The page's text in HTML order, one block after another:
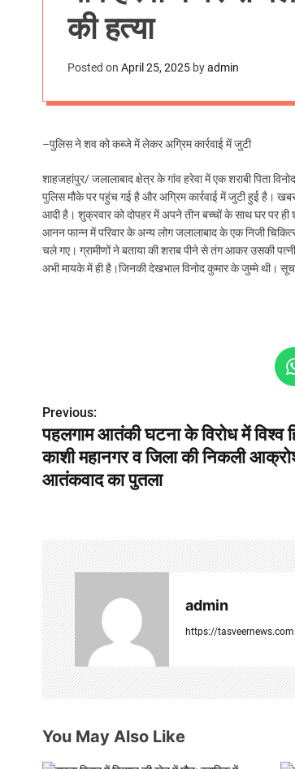
की हत्या
Posted on April 25, 2025 byadmin
–पुलिस ने शव को कब्जे में लेकर अग्रिम कार्रवाई में जुटी
शाहजहांपुर/ जलालाबाद क्षेत्र के गांव हरेवा में एक शराबी पिता
पुलिस मौके पर पहुंच गई है और अग्रिम कार्रवाई में जुटी हुई है।
आदी है। शुक्रवार को दोपहर में अपने तीन बच्चों के साथ घर पर
आनन फान्न में परिवार के अन्य लोग जलालाबाद के एक निजी
चले गए। ग्रामीणों ने बताया की शराब पीने से तंग आकर उसकी
अभी मायके में ही है।जिनकी देखभाल विनोद कुमार के जुम्मे थी।
P
o
s
n
a
v
i
g
a
t
i
Previous:
पहलगाम आतंकी घटना के विरोध में विश्व
काशी महानगर व जिला की निकली
आतंकवाद का पुतला
admin
https://tasveernews.com
You May Also Like